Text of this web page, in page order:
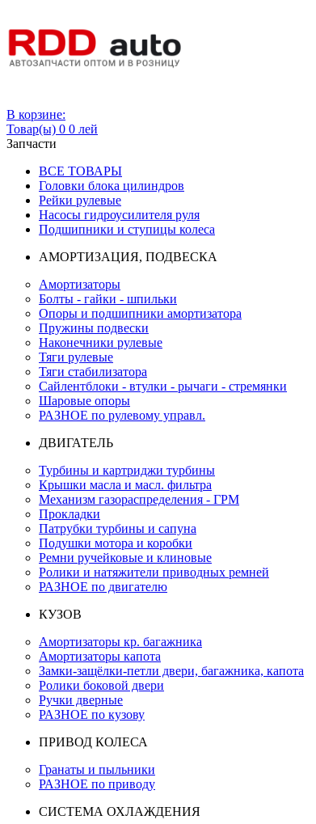
В корзине:
Товар(ы) 0 0 лей
Запчасти
ВСЕ ТОВАРЫ
Головки блока цилиндров
Рейки рулевые
Насосы гидроусилителя руля
Подшипники и ступицы колеса
АМОРТИЗАЦИЯ, ПОДВЕСКА
Амортизаторы
Болты - гайки - шпильки
Опоры и подшипники амортизатора
Пружины подвески
Наконечники рулевые
Тяги рулевые
Тяги стабилизатора
Сайлентблоки - втулки - рычаги - стремянки
Шаровые опоры
РАЗНОЕ по рулевому управл.
ДВИГАТЕЛЬ
Турбины и картриджи турбины
Крышки масла и масл. фильтра
Механизм газораспределения - ГРМ
Прокладки
Патрубки турбины и сапуна
Подушки мотора и коробки
Ремни ручейковые и клиновые
Ролики и натяжители приводных ремней
РАЗНОЕ по двигателю
КУЗОВ
Амортизаторы кр. багажника
Амортизаторы капота
Замки-защёлки-петли двери, багажника, капота
Ролики боковой двери
Ручки дверные
РАЗНОЕ по кузову
ПРИВОД КОЛЕСА
Гранаты и пыльники
РАЗНОЕ по приводу
СИСТЕМА ОХЛАЖДЕНИЯ